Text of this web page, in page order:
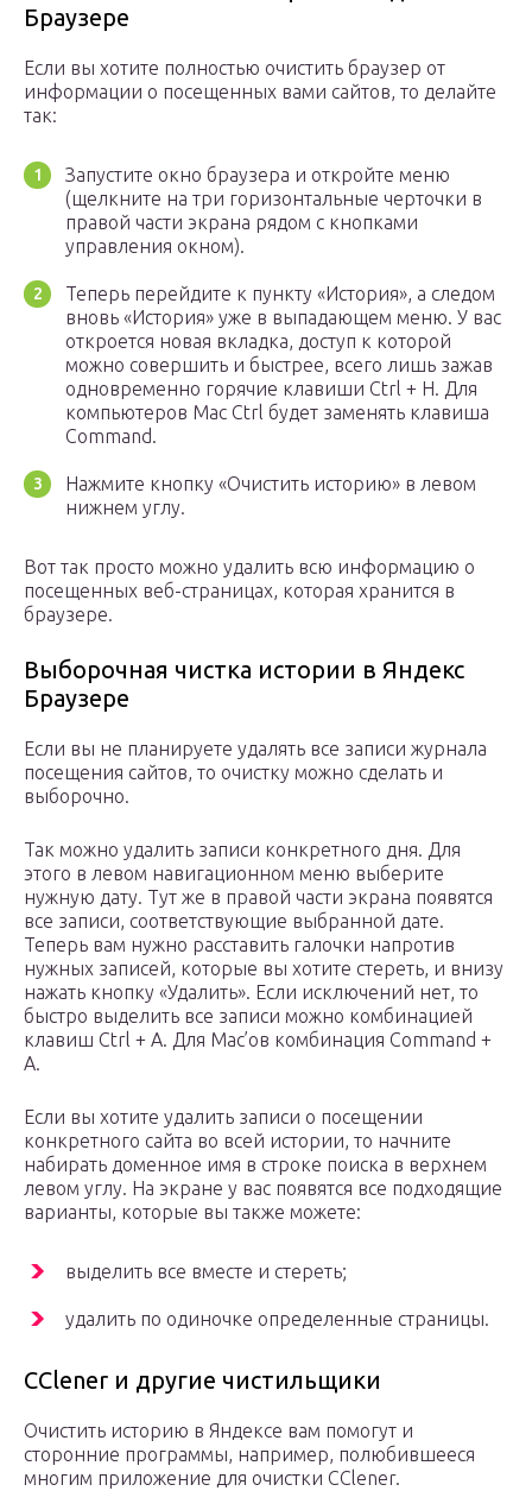
Браузере
Если вы хотите полностью очистить браузер от
информации о посещенных вами сайтов, то делайте
так:
Запустите окно браузера и откройте меню
(щелкните на три горизонтальные черточки в
правой части экрана рядом с кнопками
управления окном).
Теперь перейдите к пункту «История», а следом
вновь «История» уже в выпадающем меню. У вас
откроется новая вкладка, доступ к которой
можно совершить и быстрее, всего лишь зажав
одновременно горячие клавиши Ctrl + H. Для
компьютеров Mac Ctrl будет заменять клавиша
Command.
Нажмите кнопку «Очистить историю» в левом
нижнем углу.
Вот так просто можно удалить всю информацию о
посещенных веб-страницах, которая хранится в
браузере.
Выборочная чистка истории в Яндекс
Браузере
Если вы не планируете удалять все записи журнала
посещения сайтов, то очистку можно сделать и
выборочно.
Так можно удалить записи конкретного дня. Для
этого в левом навигационном меню выберите
нужную дату. Тут же в правой части экрана появятся
все записи, соответствующие выбранной дате.
Теперь вам нужно расставить галочки напротив
нужных записей, которые вы хотите стереть, и внизу
нажать кнопку «Удалить». Если исключений нет, то
быстро выделить все записи можно комбинацией
клавиш Ctrl + A. Для Mac’ов комбинация Command +
A.
Если вы хотите удалить записи о посещении
конкретного сайта во всей истории, то начните
набирать доменное имя в строке поиска в верхнем
левом углу. На экране у вас появятся все подходящие
варианты, которые вы также можете:
выделить все вместе и стереть;
удалить по одиночке определенные страницы.
CClener и другие чистильщики
Очистить историю в Яндексе вам помогут и
сторонние программы, например, полюбившееся
многим приложение для очистки CClener.